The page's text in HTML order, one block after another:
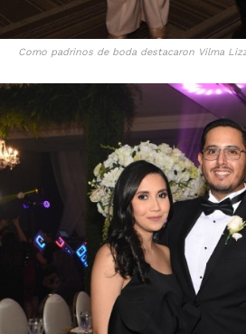
Como padrinos de boda destacaron Vilma